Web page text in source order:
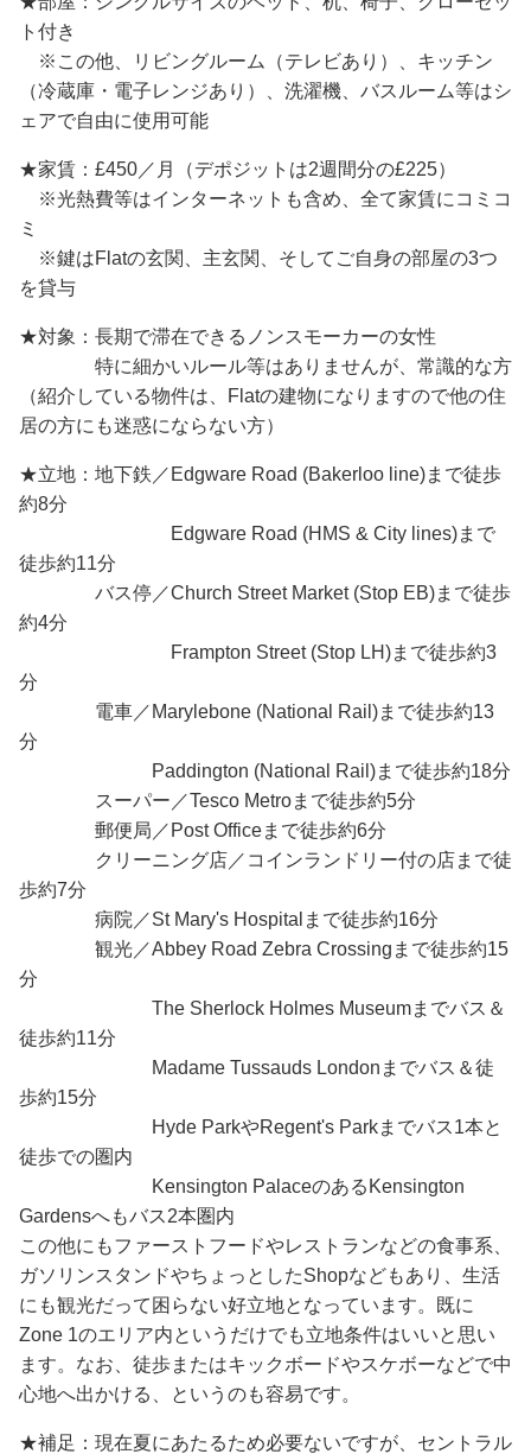
ト付き
※この他、リビングルーム（テレビあり）、キッチン
（冷蔵庫・電子レンジあり）、洗濯機、バスルーム等はシ
ェアで自由に使用可能
★家賃：£450／月（デポジットは2週間分の£225）
※光熱費等はインターネットも含め、全て家賃にコミコ
ミ
※鍵はFlatの玄関、主玄関、そしてご自身の部屋の3つ
を貸与
★対象：長期で滞在できるノンスモーカーの女性
特に細かいルール等はありませんが、常識的な方
（紹介している物件は、Flatの建物になりますので他の住
居の方にも迷惑にならない方）
★立地：地下鉄／Edgware Road (Bakerloo line)まで徒歩
約8分
Edgware Road (HMS & City lines)まで
徒歩約11分
バス停／Church Street Market (Stop EB)まで徒歩
約4分
Frampton Street (Stop LH)まで徒歩約3
分
電車／Marylebone (National Rail)まで徒歩約13
分
Paddington (National Rail)まで徒歩約18分
スーパー／Tesco Metroまで徒歩約5分
郵便局／Post Officeまで徒歩約6分
クリーニング店／コインランドリー付の店まで徒
歩約7分
病院／St Mary's Hospitalまで徒歩約16分
観光／Abbey Road Zebra Crossingまで徒歩約15
分
The Sherlock Holmes Museumまでバス＆
徒歩約11分
Madame Tussauds Londonまでバス＆徒
歩約15分
Hyde ParkやRegent's Parkまでバス1本と
徒歩での圏内
Kensington PalaceのあるKensington
Gardensへもバス2本圏内
この他にもファーストフードやレストランなどの食事系、
ガソリンスタンドやちょっとしたShopなどもあり、生活
にも観光だって困らない好立地となっています。既に
Zone 1のエリア内というだけでも立地条件はいいと思い
ます。なお、徒歩またはキックボードやスケボーなどで中
心地へ出かける、というのも容易です。
★補足：現在夏にあたるため必要ないですが、セントラル